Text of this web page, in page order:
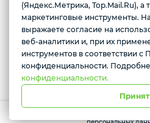
Республика Крым г. Алушта ул.
пн-вс с 07:30 до 17:00
(Яндекс.Метрика, Top.Mail.Ru), а
маркетинговые инструменты.
выражаете согласие на
веб-аналитики и, при их
инструментов в соответствии с
конфиденциальности.
конфиденциальности.
Желаете